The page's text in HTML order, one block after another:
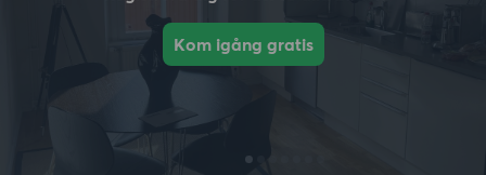
Kom igång gratis